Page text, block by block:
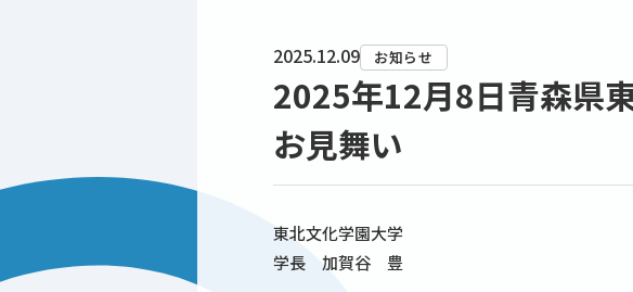
2025.12.09 お知らせ
2025年12月8日青森県
お見舞い
東北文化学園大学
学長 加賀谷 豊